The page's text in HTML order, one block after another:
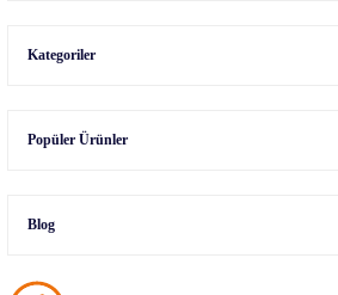
Kategoriler
Popüler Ürünler
Blog